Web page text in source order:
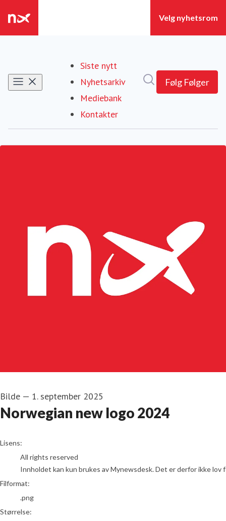
Siste nytt
Nyhetsarkiv
Mediebank
Kontakter
Følg Følger
Bilde — 1. september 2025
Norwegian new logo 2024
go to media item
Lisens:
All rights reserved
Innholdet kan kun brukes av Mynewsdesk. Det er derfor ikke
Filformat:
.png
Størrelse: